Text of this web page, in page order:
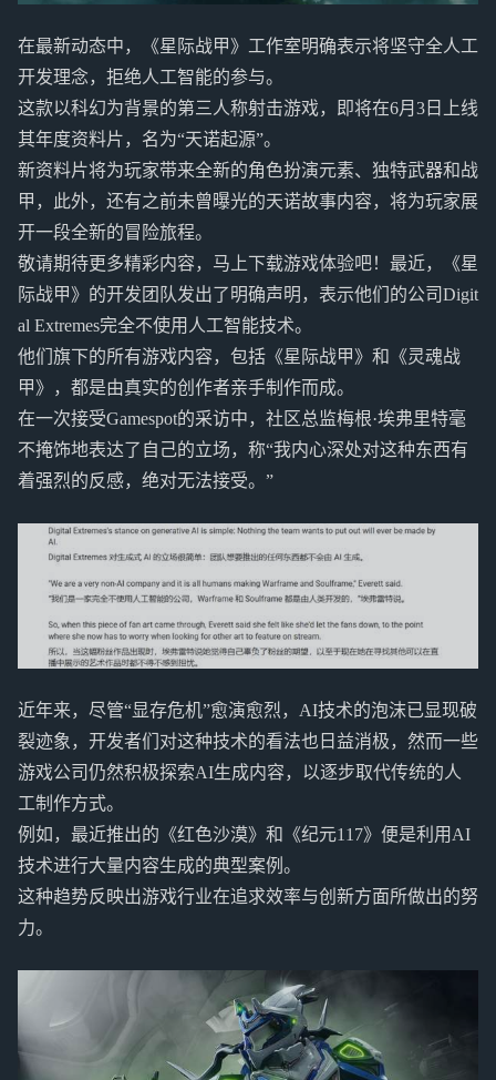
在最新动态中，《星际战甲》工作室明确表示将坚守全人工
开发理念，拒绝人工智能的参与。
这款以科幻为背景的第三人称射击游戏，即将在6月3日上线
其年度资料片，名为“天诺起源”。
新资料片将为玩家带来全新的角色扮演元素、独特武器和战
甲，此外，还有之前未曾曝光的天诺故事内容，将为玩家展
开一段全新的冒险旅程。
敬请期待更多精彩内容，马上下载游戏体验吧！最近，《星
际战甲》的开发团队发出了明确声明，表示他们的公司Digit
al Extremes完全不使用人工智能技术。
他们旗下的所有游戏内容，包括《星际战甲》和《灵魂战
甲》，都是由真实的创作者亲手制作而成。
在一次接受Gamespot的采访中，社区总监梅根·埃弗里特毫
不掩饰地表达了自己的立场，称“我内心深处对这种东西有
着强烈的反感，绝对无法接受。”
近年来，尽管“显存危机”愈演愈烈，AI技术的泡沫已显现破
裂迹象，开发者们对这种技术的看法也日益消极，然而一些
游戏公司仍然积极探索AI生成内容，以逐步取代传统的人
工制作方式。
例如，最近推出的《红色沙漠》和《纪元117》便是利用AI
技术进行大量内容生成的典型案例。
这种趋势反映出游戏行业在追求效率与创新方面所做出的努
力。